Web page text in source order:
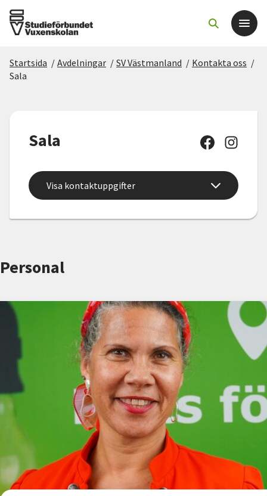
Det här gör vi
Sök kurser och evenemang
Om SV
Nyheter
Avdelningar
Startsida / Avdelningar / SV Västmanland / Kontakta oss /
Sala
Sala
Visa kontaktuppgifter
Personal